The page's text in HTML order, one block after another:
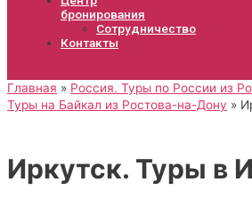
бронирования
Сотрудничество
Контакты
Главная
Россия. Туры по России из
Туры на Байкал из Ростова-на-Дону
Иркутск. Туры в